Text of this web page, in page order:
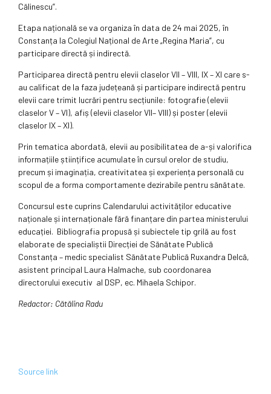
Călinescu”.
Etapa națională se va organiza în data de 24 mai 2025, în
Constanța la Colegiul Național de Arte „Regina Maria”, cu
participare directă și indirectă.
Participarea directă pentru elevii claselor VII – VIII, IX – XI care s-
au calificat de la faza județeană și participare indirectă pentru
elevii care trimit lucrări pentru secțiunile: fotografie (elevii
claselor V – VI), afiș (elevii claselor VII– VIII) și poster (elevii
claselor IX – XI).
Prin tematica abordată, elevii au posibilitatea de a-și valorifica
informațiile științifice acumulate în cursul orelor de studiu,
precum și imaginația, creativitatea și experiența personală cu
scopul de a forma comportamente dezirabile pentru sănătate.
Concursul este cuprins Calendarului activităților educative
naționale și internaționale fără finanțare din partea ministerului
educației. Bibliografia propusă și subiectele tip grilă au fost
elaborate de specialiștii Direcției de Sănătate Publică
Constanța – medic specialist Sănătate Publică Ruxandra Delcă,
asistent principal Laura Halmache, sub coordonarea
directorului executiv al DSP, ec. Mihaela Schipor.
Redactor: Cătălina Radu
Source link